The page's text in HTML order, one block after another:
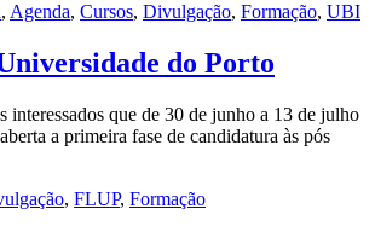
, Agenda, Cursos, Divulgação, Formação, UBI
do Porto
interessados que de 30 de junho a 13 de julho
a primeira fase de candidatura às pós
, FLUP, Formação